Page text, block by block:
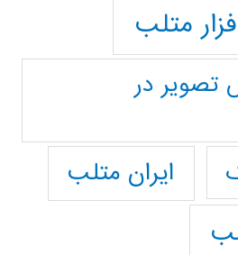
متلب
تصوير در
ایران متلب